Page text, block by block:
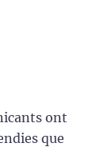
ont
que